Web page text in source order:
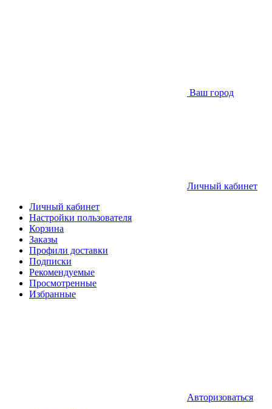
Ваш город
Личный кабинет
Личный кабинет
Настройки пользователя
Корзина
Заказы
Профили доставки
Подписки
Рекомендуемые
Просмотренные
Избранные
Авторизоваться